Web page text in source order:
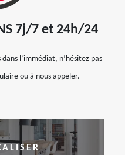
7j/7 et 24h/24
l’immédiat, n’hésitez pas
ou à nous appeler.